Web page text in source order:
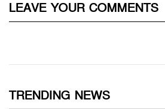
LEAVE YOUR COMMENTS
TRENDING NEWS